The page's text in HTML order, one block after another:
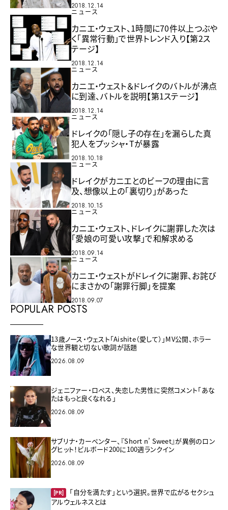
2018.12.14
ニュース
カニエ・ウェスト、1時間に70件以上つぶや
く「異常行動」で世界トレンド入り【第2ス
テージ】
2018.12.14
ニュース
カニエ・ウェスト＆ドレイクのバトルが沸点
に到達、バトルを説明【第1ステージ】
2018.12.14
ニュース
ドレイクの「隠し子の存在」を漏らした真
犯人をプッシャ・Tが暴露
2018.10.18
ニュース
ドレイクがカニエとのビーフの理由に言
及、想像以上の「裏切り」があった
2018.10.15
ニュース
カニエ・ウェスト、ドレイクに謝罪した次は
「愛娘の可愛い攻撃」で和解求める
2018.09.14
ニュース
カニエ・ウェストがドレイクに謝罪、お詫び
にまさかの「謝罪行脚」を提案
2018.09.07
POPULAR POSTS
13歳ノース・ウェスト「Aishite（愛して）」MV公開、ホラー
な世界観と切ない歌詞が話題
2026.08.09
ジェニファー・ロペス、失恋した男性に突然コメント「あな
たはもっと良くなれる」
2026.08.09
サブリナ・カーペンター、『Short n’ Sweet』が異例のロン
グヒット！ビルボード200に100週ランクイン
2026.08.09
[PR]
「自分を満たす」という選択。世界で広がるセクシュ
アルウェルネスとは